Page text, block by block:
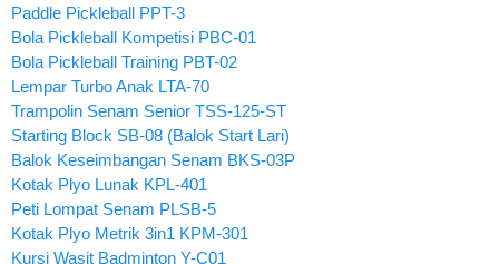
Paddle Pickleball PPT-3
Bola Pickleball Kompetisi PBC-01
Bola Pickleball Training PBT-02
Lempar Turbo Anak LTA-70
Trampolin Senam Senior TSS-125-ST
Starting Block SB-08 (Balok Start Lari)
Balok Keseimbangan Senam BKS-03P
Kotak Plyo Lunak KPL-401
Peti Lompat Senam PLSB-5
Kotak Plyo Metrik 3in1 KPM-301
Kursi Wasit Badminton Y-C01